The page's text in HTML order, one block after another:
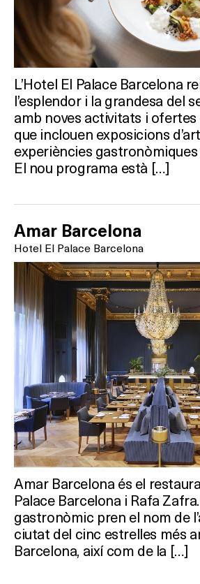
L’Hotel El Palace Barcelona
l’esplendor i la grandesa del
amb noves activitats i ofertes
que inclouen exposicions
experiències gastronòmiques
El nou programa està […]
Amar Barcelona
Hotel El Palace Barcelona
Amar Barcelona és el
Palace Barcelona i Rafa
gastronòmic pren el nom de
ciutat del cinc estrelles més
Barcelona, així com de la […]